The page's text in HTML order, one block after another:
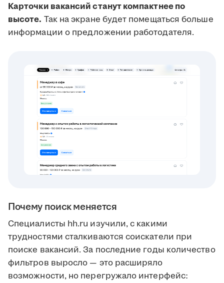
Карточки вакансий станут компактнее по
высоте. Так на экране будет помещаться больше
информации о предложении работодателя.
Почему поиск меняется
Специалисты hh.ru изучили, с какими
трудностями сталкиваются соискатели при
поиске вакансий. За последние годы количество
фильтров выросло — это расширяло
возможности, но перегружало интерфейс: